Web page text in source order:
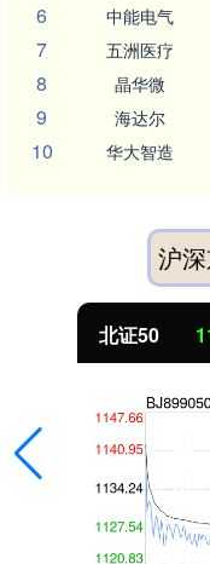
6 中能电气
7 五洲医疗
8 晶华微
9 海达尔
10 华大智造
沪
北证50